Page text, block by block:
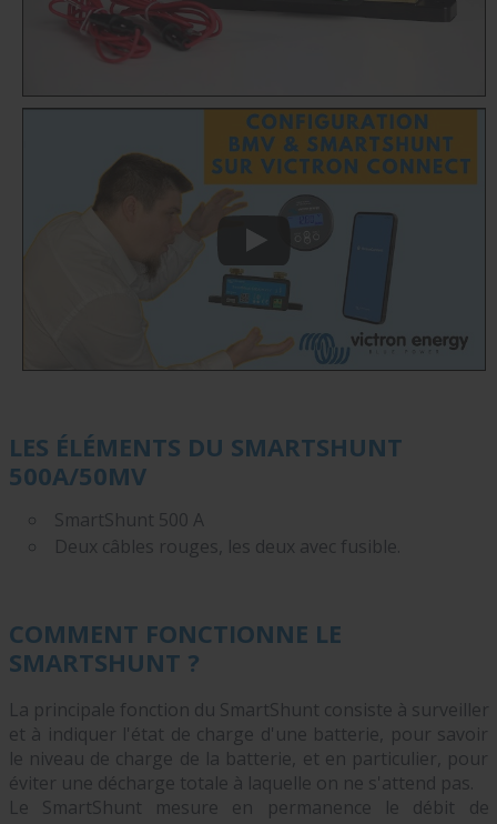
LES ÉLÉMENTS DU SMARTSHUNT
500A/50MV
SmartShunt 500 A
Deux câbles rouges, les deux avec fusible.
COMMENT FONCTIONNE LE
SMARTSHUNT ?
La principale fonction du SmartShunt consiste à surveiller
et à indiquer l'état de charge d'une batterie, pour savoir
le niveau de charge de la batterie, et en particulier, pour
éviter une décharge totale à laquelle on ne s'attend pas.
Le SmartShunt mesure en permanence le débit de